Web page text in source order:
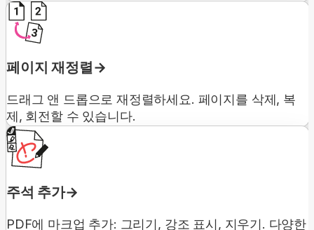
페이지 재정렬
드래그 앤 드롭으로 재정렬하세요. 페이지를 삭제, 복
제, 회전할 수 있습니다.
주석 추가
PDF에 마크업 추가: 그리기, 강조 표시, 지우기. 다양한